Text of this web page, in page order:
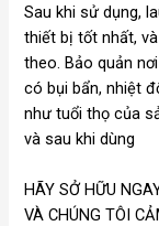
Sau khi sử dụng,
thiết bị tốt nhất,
theo. Bảo quản
có bụi bẩn, nhiệt
như tuổi thọ của
và sau khi dùng
HÃY SỞ HỮU
VÀ CHÚNG TÔI